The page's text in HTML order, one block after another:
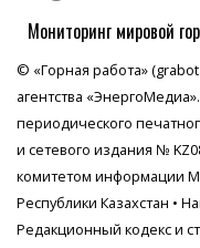
Мониторинг мировой
© «Горная работа»
агентства «ЭнергоМедиа»
периодического
и сетевого издания №
комитетом информации
Республики Казахстан •
Редакционный кодекс и